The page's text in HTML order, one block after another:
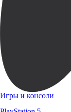
Игры и консоли